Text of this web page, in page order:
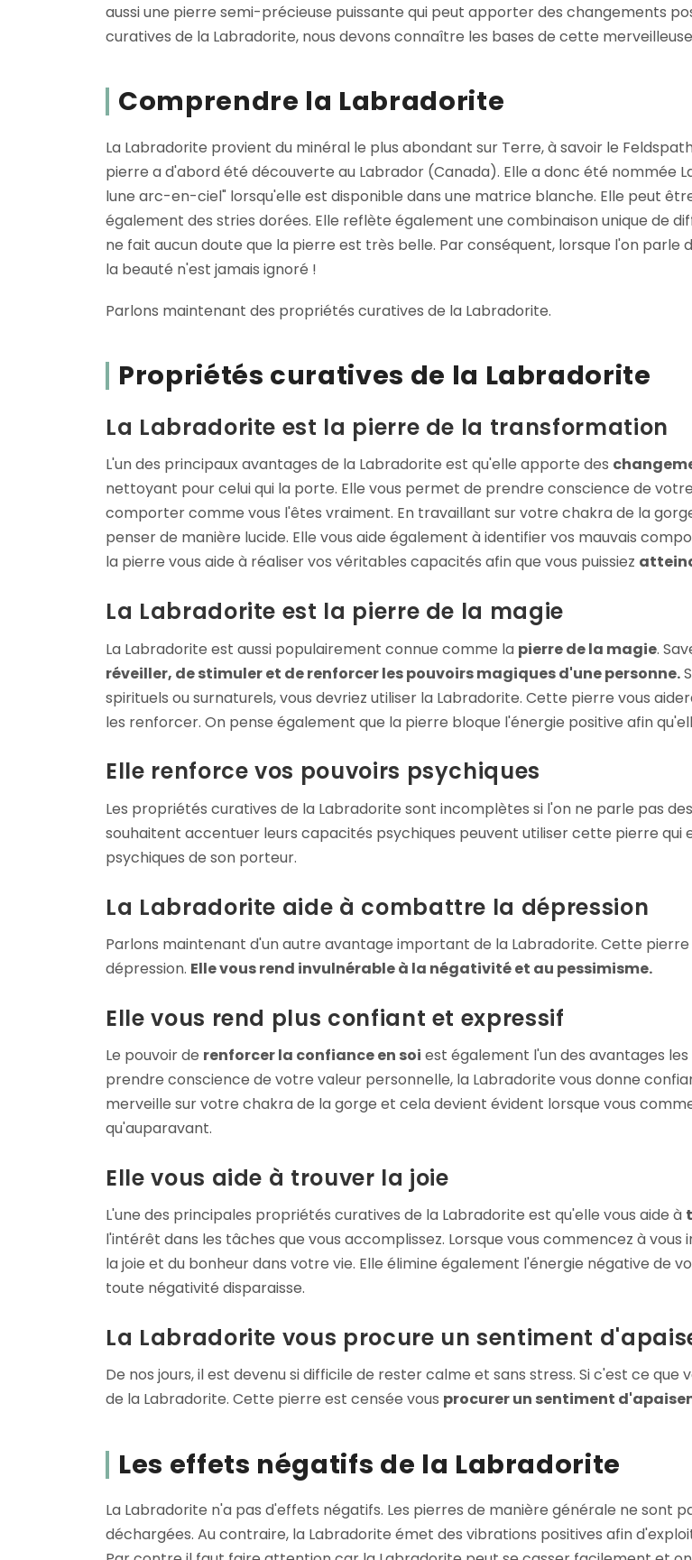
aussi une pierre semi-précieuse puissante qui peut apporter des changements
curatives de la Labradorite, nous devons connaître les bases de cette
Comprendre la Labradorite
La Labradorite provient du minéral le plus abondant sur Terre, à savoir le
pierre a d'abord été découverte au Labrador (Canada). Elle a donc été nommée
lune arc-en-ciel" lorsqu'elle est disponible dans une matrice blanche. Elle peut
également des stries dorées. Elle reflète également une combinaison unique de
ne fait aucun doute que la pierre est très belle. Par conséquent, lorsque l'on
la beauté n'est jamais ignoré !
Parlons maintenant des propriétés curatives de la Labradorite.
Propriétés curatives de la Labradorite
La Labradorite est la pierre de la transformation
L'un des principaux avantages de la Labradorite est qu'elle apporte des
nettoyant pour celui qui la porte. Elle vous permet de prendre conscience de
comporter comme vous l'êtes vraiment. En travaillant sur votre chakra de la
penser de manière lucide. Elle vous aide également à identifier vos mauvais
la pierre vous aide à réaliser vos véritables capacités afin que vous puissiez
La Labradorite est la pierre de la magie
La Labradorite est aussi populairement connue comme la pierre de la magie.
réveiller, de stimuler et de renforcer les pouvoirs magiques d'une personne.
spirituels ou surnaturels, vous devriez utiliser la Labradorite. Cette pierre vous
les renforcer. On pense également que la pierre bloque l'énergie positive afin
Elle renforce vos pouvoirs psychiques
Les propriétés curatives de la Labradorite sont incomplètes si l'on ne parle pas
souhaitent accentuer leurs capacités psychiques peuvent utiliser cette pierre
psychiques de son porteur.
La Labradorite aide à combattre la dépression
Parlons maintenant d'un autre avantage important de la Labradorite. Cette
dépression. Elle vous rend invulnérable à la négativité et au pessimisme.
Elle vous rend plus confiant et expressif
Le pouvoir de renforcer la confiance en soi est également l'un des avantages
prendre conscience de votre valeur personnelle, la Labradorite vous donne
merveille sur votre chakra de la gorge et cela devient évident lorsque vous
qu'auparavant.
Elle vous aide à trouver la joie
L'une des principales propriétés curatives de la Labradorite est qu'elle vous aide à
l'intérêt dans les tâches que vous accomplissez. Lorsque vous commencez à
la joie et du bonheur dans votre vie. Elle élimine également l'énergie négative de
toute négativité disparaisse.
La Labradorite vous procure un sentiment
De nos jours, il est devenu si difficile de rester calme et sans stress. Si c'est ce
de la Labradorite. Cette pierre est censée vous procurer un sentiment
Les effets négatifs de la Labradorite
La Labradorite n'a pas d'effets négatifs. Les pierres de manière générale ne sont
déchargées. Au contraire, la Labradorite émet des vibrations positives afin